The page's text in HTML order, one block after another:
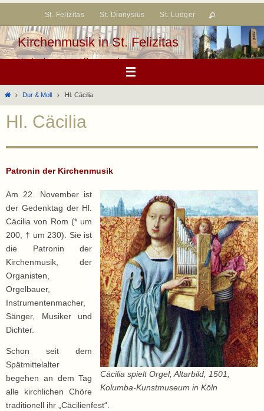
springen
St. Felizitas St. Dionysius St. Ludger
Kirchenmusik in St. Felizitas
Lüdinghausen und Seppenrade
StartDur & Moll Hl. Cäcilia
Hl. Cäcilia
Patronin der Kirchenmusik
Cäcilia spielt Orgel, Altarbild, 1501,
Kolumba-Kunstmuseum in Köln
Am 22. November ist
der Gedenktag der Hl.
Cäcilia von Rom (* um
200, † um 230). Sie ist
die Patronin der
Kirchenmusik, der
Organisten,
Orgelbauer,
Instrumentenmacher,
Sänger, Musiker und
Dichter.
Schon seit dem
Spätmittelalter
begehen an dem Tag
alle kirchlichen Chöre
traditionell ihr „Cäcilienfest“.